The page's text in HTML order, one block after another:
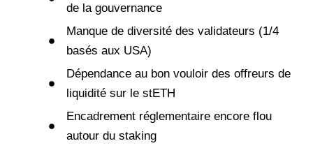
de la gouvernance
Manque de diversité des validateurs (1/4
basés aux USA)
Dépendance au bon vouloir des offreurs de
liquidité sur le stETH
Encadrement réglementaire encore flou
autour du staking